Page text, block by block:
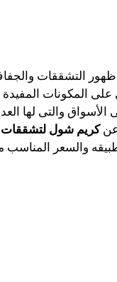
التشققات
على المكونات
والتى لها
عنكريم شول
والسعر